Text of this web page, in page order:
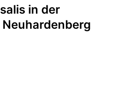
in der